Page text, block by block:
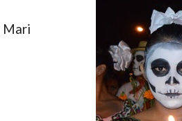
Mari